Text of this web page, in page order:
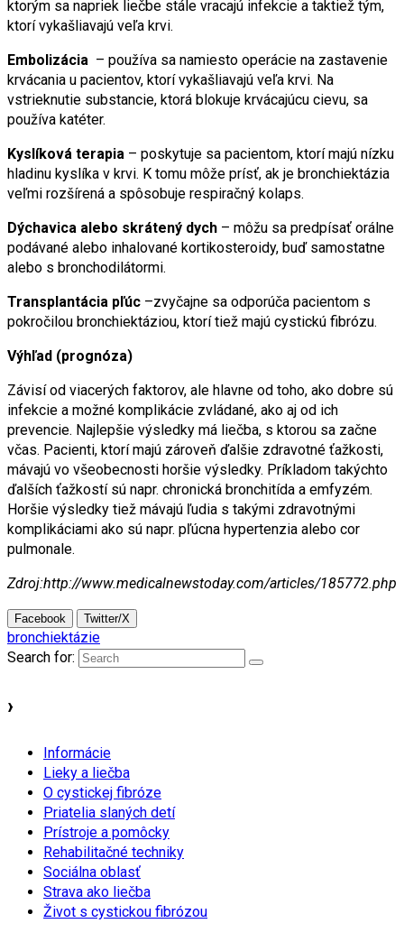
ktorým sa napriek liečbe stále vracajú infekcie a taktiež tým,
ktorí vykašliavajú veľa krvi.
Embolizácia – používa sa namiesto operácie na zastavenie
krvácania u pacientov, ktorí vykašliavajú veľa krvi. Na
vstrieknutie substancie, ktorá blokuje krvácajúcu cievu, sa
používa katéter.
Kyslíková terapia – poskytuje sa pacientom, ktorí majú nízku
hladinu kyslíka v krvi. K tomu môže prísť, ak je bronchiektázia
veľmi rozšírená a spôsobuje respiračný kolaps.
Dýchavica alebo skrátený dych – môžu sa predpísať orálne
podávané alebo inhalované kortikosteroidy, buď samostatne
alebo s bronchodilátormi.
Transplantácia pľúc –zvyčajne sa odporúča pacientom s
pokročilou bronchiektáziou, ktorí tiež majú cystickú fibrózu.
Výhľad (prognóza)
Závisí od viacerých faktorov, ale hlavne od toho, ako dobre sú
infekcie a možné komplikácie zvládané, ako aj od ich
prevencie. Najlepšie výsledky má liečba, s ktorou sa začne
včas. Pacienti, ktorí majú zároveň ďalšie zdravotné ťažkosti,
mávajú vo všeobecnosti horšie výsledky. Príkladom takýchto
ďalších ťažkostí sú napr. chronická bronchitída a emfyzém.
Horšie výsledky tiež mávajú ľudia s takými zdravotnými
komplikáciami ako sú napr. pľúcna hypertenzia alebo cor
pulmonale.
Zdroj:http://www.medicalnewstoday.com/articles/185772.php
Facebook Twitter/X
bronchiektázie
Search for:
›
Informácie
Lieky a liečba
O cystickej fibróze
Priatelia slaných detí
Prístroje a pomôcky
Rehabilitačné techniky
Sociálna oblasť
Strava ako liečba
Život s cystickou fibrózou